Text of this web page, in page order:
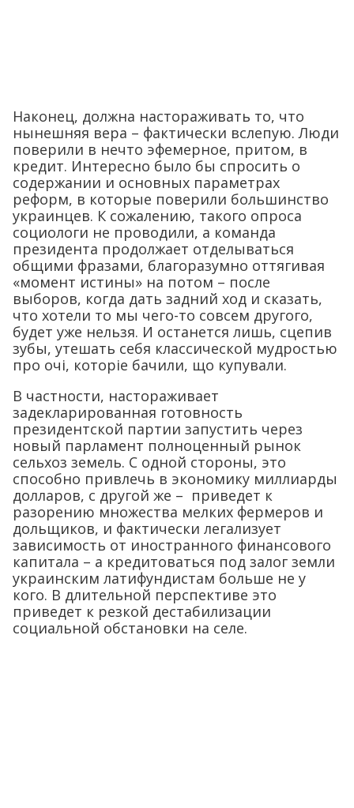
Наконец, должна настораживать то, что
нынешняя вера – фактически вслепую. Люди
поверили в нечто эфемерное, притом, в
кредит. Интересно было бы спросить о
содержании и основных параметрах
реформ, в которые поверили большинство
украинцев. К сожалению, такого опроса
социологи не проводили, а команда
президента продолжает отделываться
общими фразами, благоразумно оттягивая
«момент истины» на потом – после
выборов, когда дать задний ход и сказать,
что хотели то мы чего-то совсем другого,
будет уже нельзя. И останется лишь, сцепив
зубы, утешать себя классической мудростью
про очі, которіе бачили, що купували.
В частности, настораживает
задекларированная готовность
президентской партии запустить через
новый парламент полноценный рынок
сельхоз земель. С одной стороны, это
способно привлечь в экономику миллиарды
долларов, с другой же – приведет к
разорению множества мелких фермеров и
дольщиков, и фактически легализует
зависимость от иностранного финансового
капитала – а кредитоваться под залог земли
украинским латифундистам больше не у
кого. В длительной перспективе это
приведет к резкой дестабилизации
социальной обстановки на селе.